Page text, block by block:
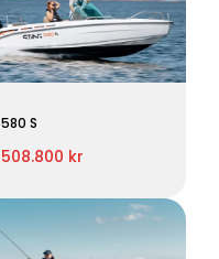
580 S
508.800 kr